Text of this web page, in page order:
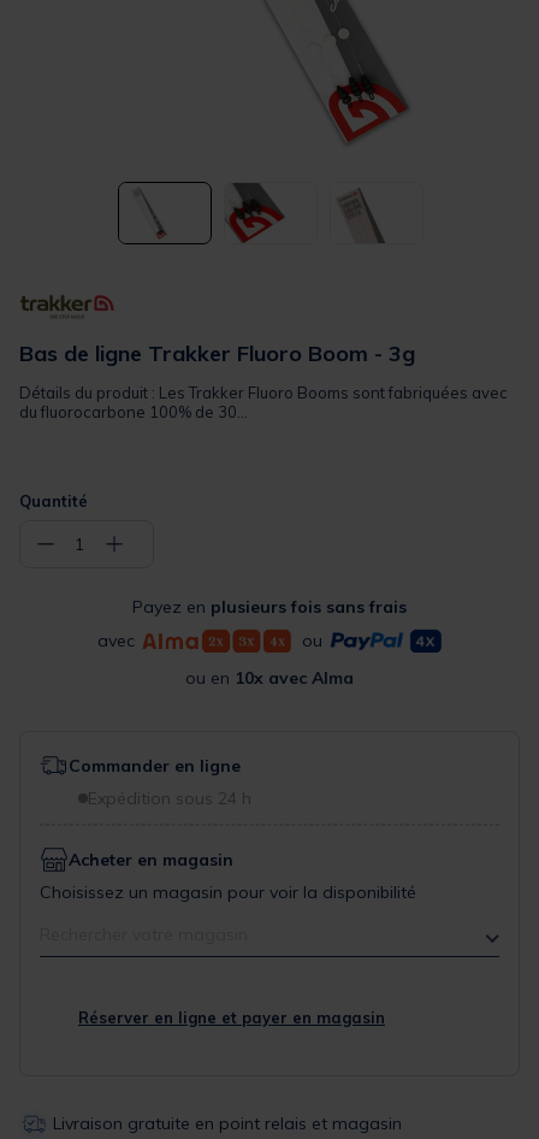
Bas de ligne Trakker Fluoro Boom - 3g
Détails du produit : Les Trakker Fluoro Booms sont fabriquées avec
du fluorocarbone 100% de 30...
Quantité
− 1 +
Payez en plusieurs fois sans frais
avec
ou
ou en 10x avec Alma
Commander en ligne
Expédition sous 24 h
Acheter en magasin
Choisissez un magasin pour voir la disponibilité
Réserver en ligne et payer en magasin
Livraison gratuite en point relais et magasin